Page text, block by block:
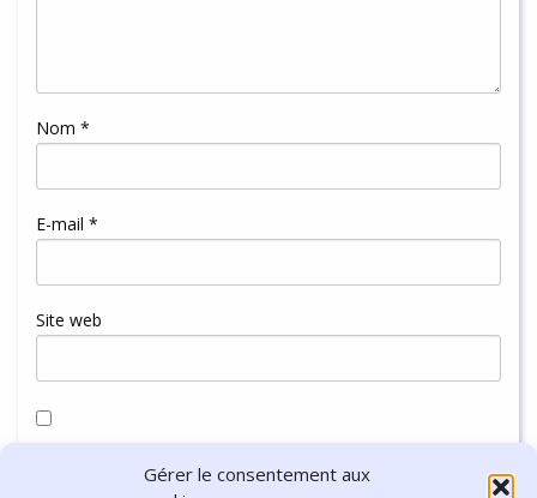
Gérer le consentement aux
Nom *
E-mail *
Site web
navigateur pour mon prochain commentaire.